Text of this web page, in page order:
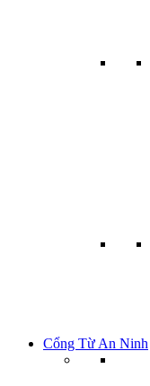
Cổng Từ An Ninh